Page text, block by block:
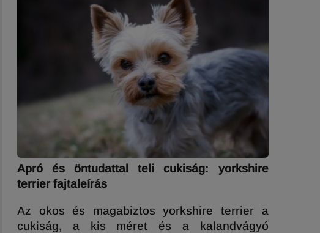
Apró és öntudattal teli cukiság: yorkshire
terrier fajtaleírás
Az okos és magabiztos yorkshire terrier a
cukiság, a kis méret és a kalandvágyó